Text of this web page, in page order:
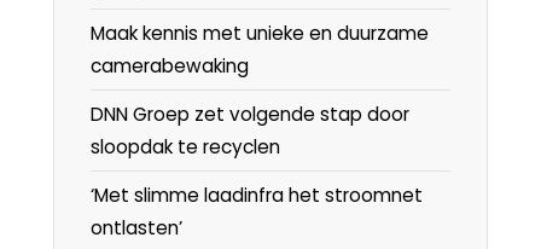
Maak kennis met unieke en duurzame
camerabewaking
DNN Groep zet volgende stap door
sloopdak te recyclen
‘Met slimme laadinfra het stroomnet
ontlasten’